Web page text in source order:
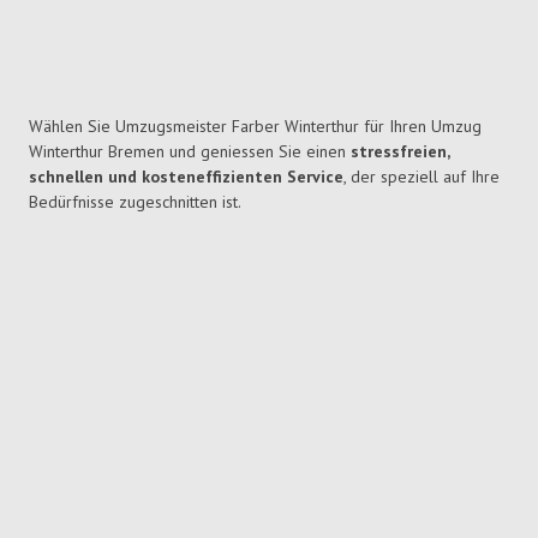
Wählen Sie Umzugsmeister Farber Winterthur für Ihren Umzug
Winterthur Bremen und geniessen Sie einen stressfreien,
schnellen und kosteneffizienten Service, der speziell auf Ihre
Bedürfnisse zugeschnitten ist.